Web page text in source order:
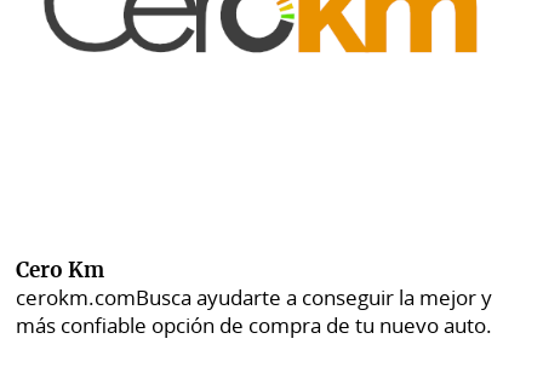
Cero Km
cerokm.comBusca ayudarte a conseguir la mejor y
más confiable opción de compra de tu nuevo auto.